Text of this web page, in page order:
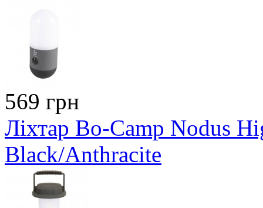
569 грн
Ліхтар Bo-Camp Nodus
Black/Anthracite